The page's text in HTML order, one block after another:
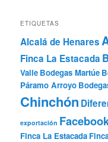
ETIQUETAS
Alcalá de Henares
Finca La Estacada
Valle Bodegas Martúe
Páramo Arroyo
Chinchón
exportación
Finca La Estacada